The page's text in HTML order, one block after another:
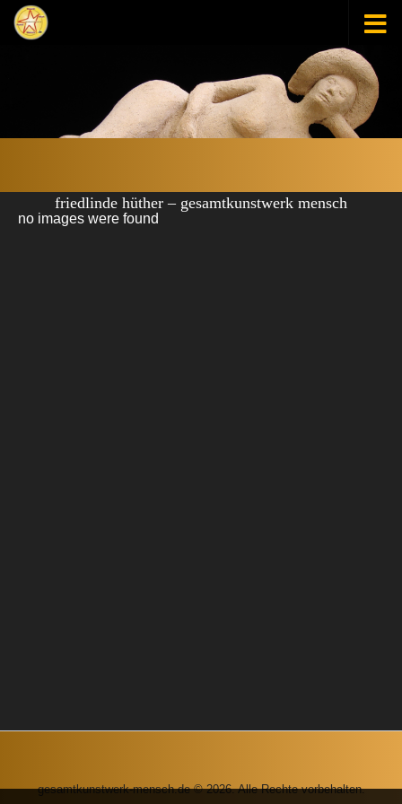
Zum Inhalt springen
friedlinde hüther – gesamtkunstwerk mensch
no images were found
gesamtkunstwerk-mensch.de © 2026. Alle Rechte vorbehalten.